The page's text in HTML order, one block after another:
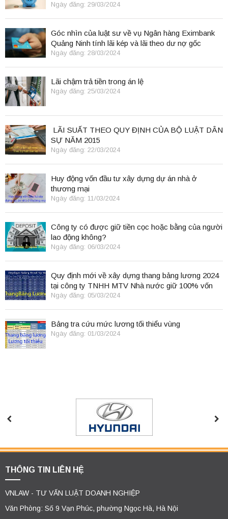
Ngày đăng: 29/03/2024
Góc nhìn của luật sư về vụ Ngân hàng Eximbank
Quảng Ninh tính lãi kép và lãi theo dư nợ gốc
Ngày đăng: 28/03/2024
Lãi chậm trả tiền trong án lệ
Ngày đăng: 25/03/2024
LÃI SUẤT THEO QUY ĐỊNH CỦA BỘ LUẬT DÂN
SỰ NĂM 2015
Ngày đăng: 22/03/2024
Huy động vốn đầu tư xây dựng dự án nhà ở
thương mại
Ngày đăng: 11/03/2024
Công ty có được giữ tiền cọc hoặc bằng của người
lao động không?
Ngày đăng: 06/03/2024
Quy định mới về xây dựng thang bảng lương 2024
tại công ty TNHH MTV Nhà nước giữ 100% vốn
điều lệ
Ngày đăng: 05/03/2024
Bảng tra cứu mức lương tối thiểu vùng
Ngày đăng: 01/03/2024
THÔNG TIN LIÊN HỆ
VNLAW - TƯ VẤN LUẬT DOANH NGHIỆP
Văn Phòng: Số 9 Vạn Phúc, phường Ngọc Hà, Hà Nội